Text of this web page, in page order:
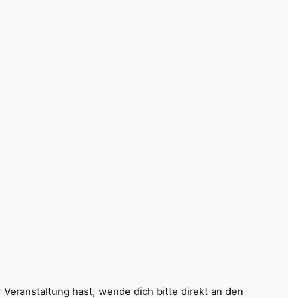
hast, wende dich bitte direkt an den